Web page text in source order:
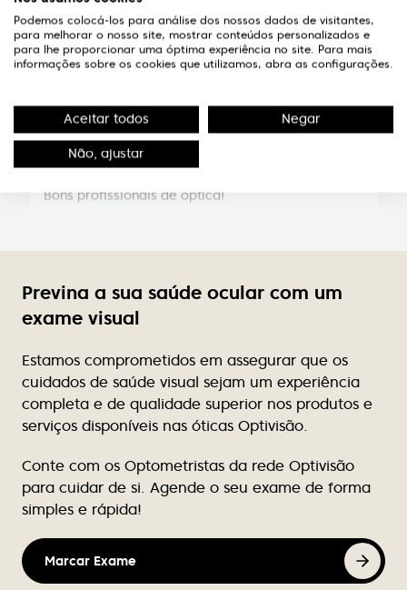
Susana Pereira
Luís Barros
modelos dos quais podemos dizer que são mesmo
exclusivos, pois não se vêem em ópticas próximas.
Rute Teixeira
Excelente atendimento, nunca falha de stock de
produtos para limpeza de lentes contacto.
Victor Luz
Tem bom atendimento e tem melhores as marcas
Previna a sua saúde ocular com um
exame visual
Estamos comprometidos em assegurar que os
cuidados de saúde visual sejam um experiência
completa e de qualidade superior nos produtos e
serviços disponíveis nas óticas Optivisão.
Conte com os Optometristas da rede Optivisão
para cuidar de si. Agende o seu exame de forma
simples e rápida!
Marcar Exame
Podemos colocá-los para análise dos nossos dados de visitantes,
para melhorar o nosso site, mostrar conteúdos personalizados e
para lhe proporcionar uma óptima experiência no site. Para mais
informações sobre os cookies que utilizamos, abra as configurações.
Aceitar todos Negar
Não, ajustar